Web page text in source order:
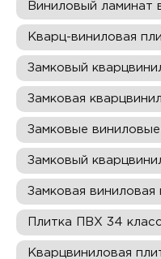
Виниловый ламинат
Кварц-виниловая
Замковый
Замковая
Замковые
Замковый
Замковая виниловая
Плитка ПВХ 34
Кварцвиниловая